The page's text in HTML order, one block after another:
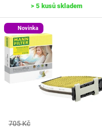
> 5 kusů skladem
Novinka
705 Kč